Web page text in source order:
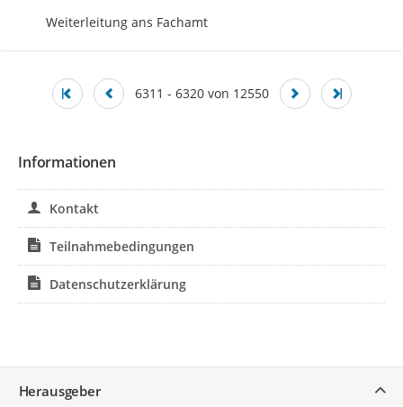
Weiterleitung ans Fachamt
6311 - 6320 von 12550
Informationen
Kontakt
Teilnahmebedingungen
Datenschutzerklärung
Herausgeber